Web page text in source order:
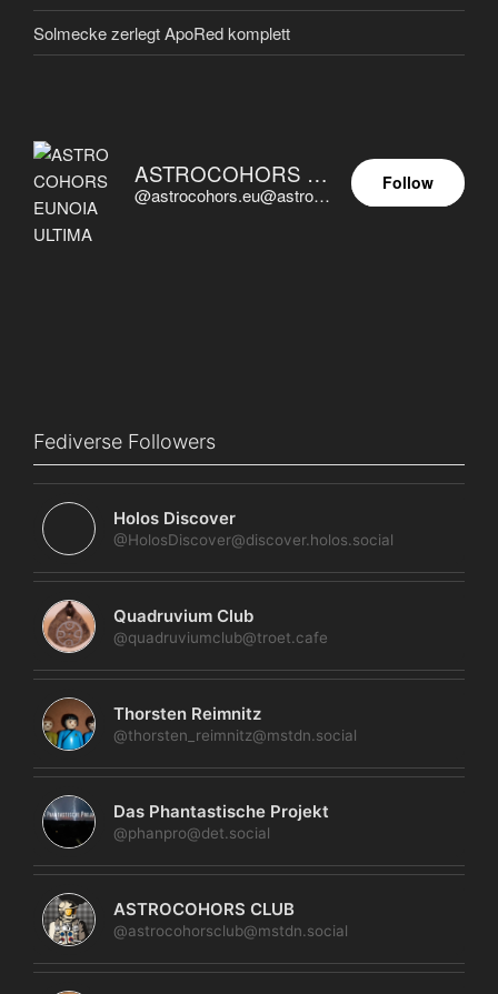
Solmecke zerlegt ApoRed komplett
ASTROCOHORS EUNOIA ULTIMA
@astrocohors.eu@astrocohors.eu
Follow
Fediverse Followers
Holos Discover
@HolosDiscover@discover.holos.social
Quadruvium Club
@quadruviumclub@troet.cafe
Thorsten Reimnitz
@thorsten_reimnitz@mstdn.social
Das Phantastische Projekt
@phanpro@det.social
ASTROCOHORS CLUB
@astrocohorsclub@mstdn.social